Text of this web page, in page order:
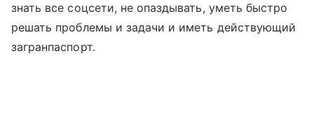
знать все соцсети, не опаздывать, уметь быстро
решать проблемы и задачи и иметь действующий
загранпаспорт.